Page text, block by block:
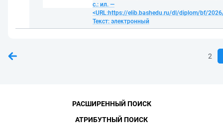
с.: ил. —
<URL:https://elib.bashedu.ru/dl/diplom/bf/
Текст: электронный
2
РАСШИРЕННЫЙ ПОИСК
АТРИБУТНЫЙ ПОИСК